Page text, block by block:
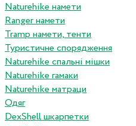
Naturehike намети
Ranger намети
Tramp намети, тенти
Туристичне спорядження
Naturehike спальні мішки
Naturehike гамаки
Naturehike матраци
Одяг
DexShell шкарпетки